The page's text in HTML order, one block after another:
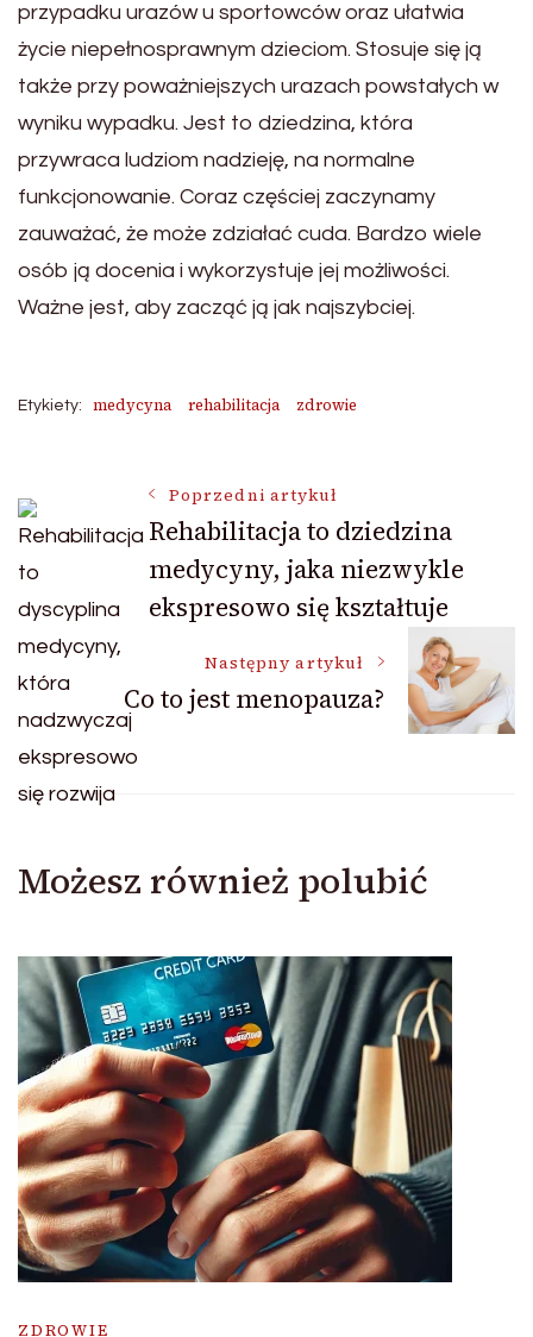
przypadku urazów u sportowców oraz ułatwia
życie niepełnosprawnym dzieciom. Stosuje się ją
także przy poważniejszych urazach powstałych w
wyniku wypadku. Jest to dziedzina, która
przywraca ludziom nadzieję, na normalne
funkcjonowanie. Coraz częściej zaczynamy
zauważać, że może zdziałać cuda. Bardzo wiele
osób ją docenia i wykorzystuje jej możliwości.
Ważne jest, aby zacząć ją jak najszybciej.
Etykiety: medycyna rehabilitacja zdrowie
Nawigacja
wpisu
Poprzedni artykuł
Rehabilitacja to dziedzina
medycyny, jaka niezwykle
ekspresowo się kształtuje
Następny artykuł
Co to jest menopauza?
Możesz również polubić
ZDROWIE